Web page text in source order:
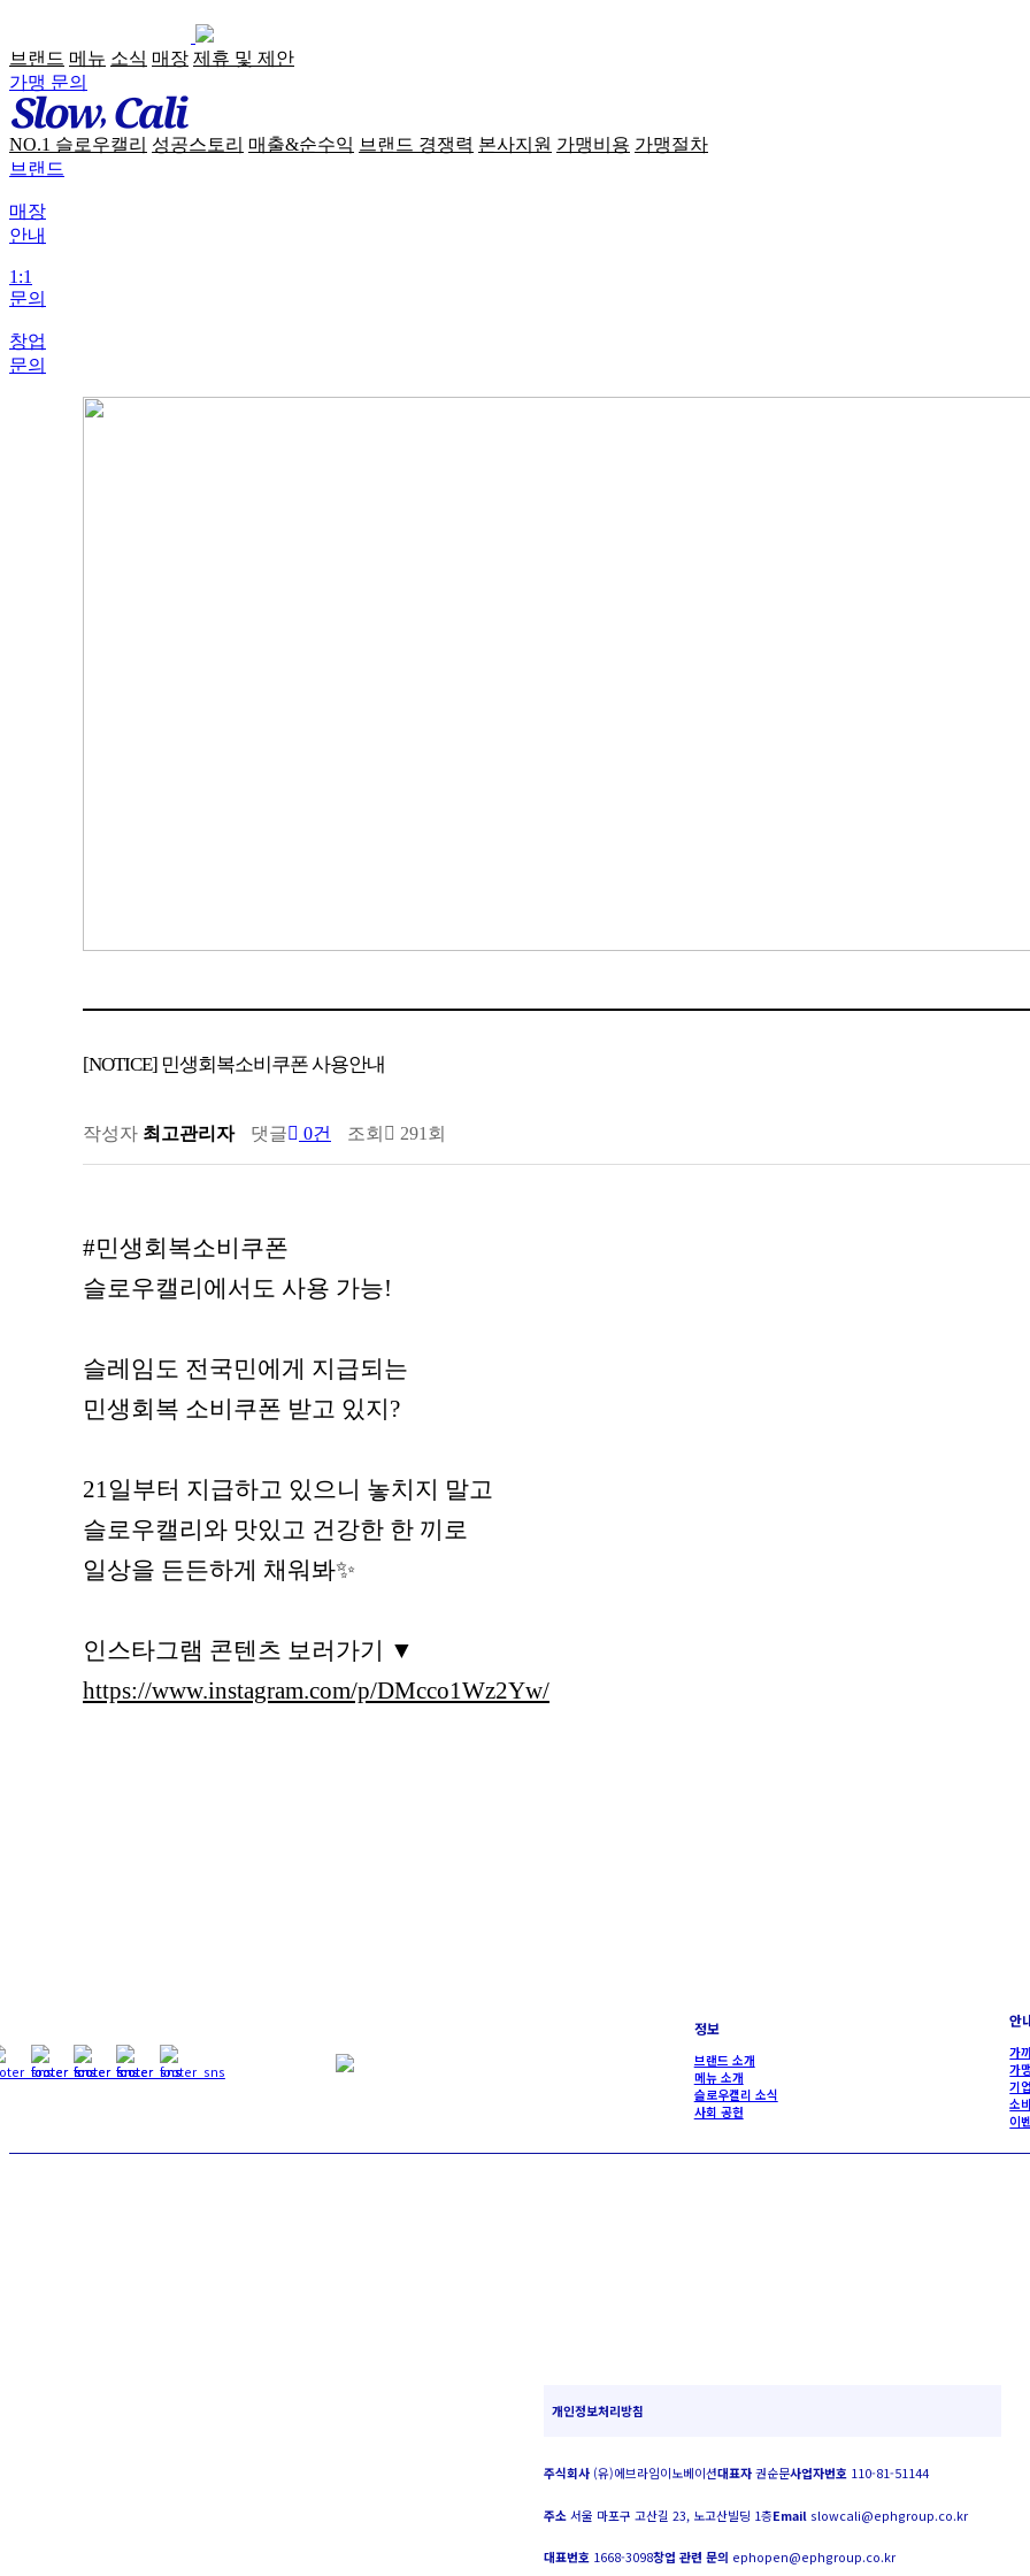
브랜드 메뉴 소식 매장 제휴 및 제안
가맹 문의
NO.1 슬로우캘리 성공스토리 매출&순수익 브랜드 경쟁력 본사지원 가맹비용 가맹절차
브랜드
매장
안내
1:1
문의
창업
문의
[NOTICE] 민생회복소비쿠폰 사용안내
작성자 최고관리자 댓글 0건 조회 291회
#민생회복소비쿠폰
슬로우캘리에서도 사용 가능!
슬레임도 전국민에게 지급되는
민생회복 소비쿠폰 받고 있지?
21일부터 지급하고 있으니 놓치지 말고
슬로우캘리와 맛있고 건강한 한 끼로
일상을 든든하게 채워봐✨
인스타그램 콘텐츠 보러가기 ▼
https://www.instagram.com/p/DMcco1Wz2Yw/
정보
브랜드 소개
메뉴 소개
슬로우캘리 소식
사회 공헌
안
가
가
기
소
이
개인정보처리방침
주식회사 (유)에브라임이노베이션대표자 권순문사업자번호 110-81-51144
주소 서울 마포구 고산길 23, 노고산빌딩 1층Email slowcali@ephgroup.co.kr
대표번호 1668-3098창업 관련 문의 ephopen@ephgroup.co.kr